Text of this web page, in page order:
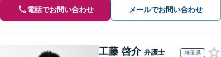
電話でお問い合わせ メールでお問い合わせ
工藤 啓介 弁護士 埼玉県